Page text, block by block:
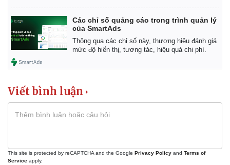
Bóng đá
Lịch thi đấu bóng đá
Thế giới thể thao
Hậu trường
Ô tô
Xe máy
Các chỉ số quảng cáo trong trình quản lý
của SmartAds
Thông qua các chỉ số này, thương hiệu đánh giá
mức độ hiển thị, tương tác, hiệu quả chi phí.
Viết bình luận
This site is protected by reCAPTCHA and the Google Privacy Policy and Terms of
Service apply.